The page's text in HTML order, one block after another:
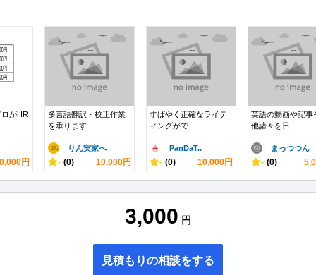
がHR
円
多言語翻訳・校正作業
を承ります
りん実家へ
- (0) 10,000円
すばやく正確なライテ
ィングがで...
PanDaT..
- (0) 10,000円
英語の動画や記事
他諸々を日...
まっつつん
- (0)
3,000 円
見積もりの相談をする